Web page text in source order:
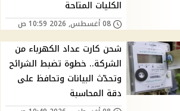
الكليات المتاحة
08 أغسطس, 2026 10:59 ص
شحن كارت عداد الكهرباء من
الشركة.. خطوة تضبط الشرائح
وتحدّث البيانات وتحافظ على
دقة المحاسبة